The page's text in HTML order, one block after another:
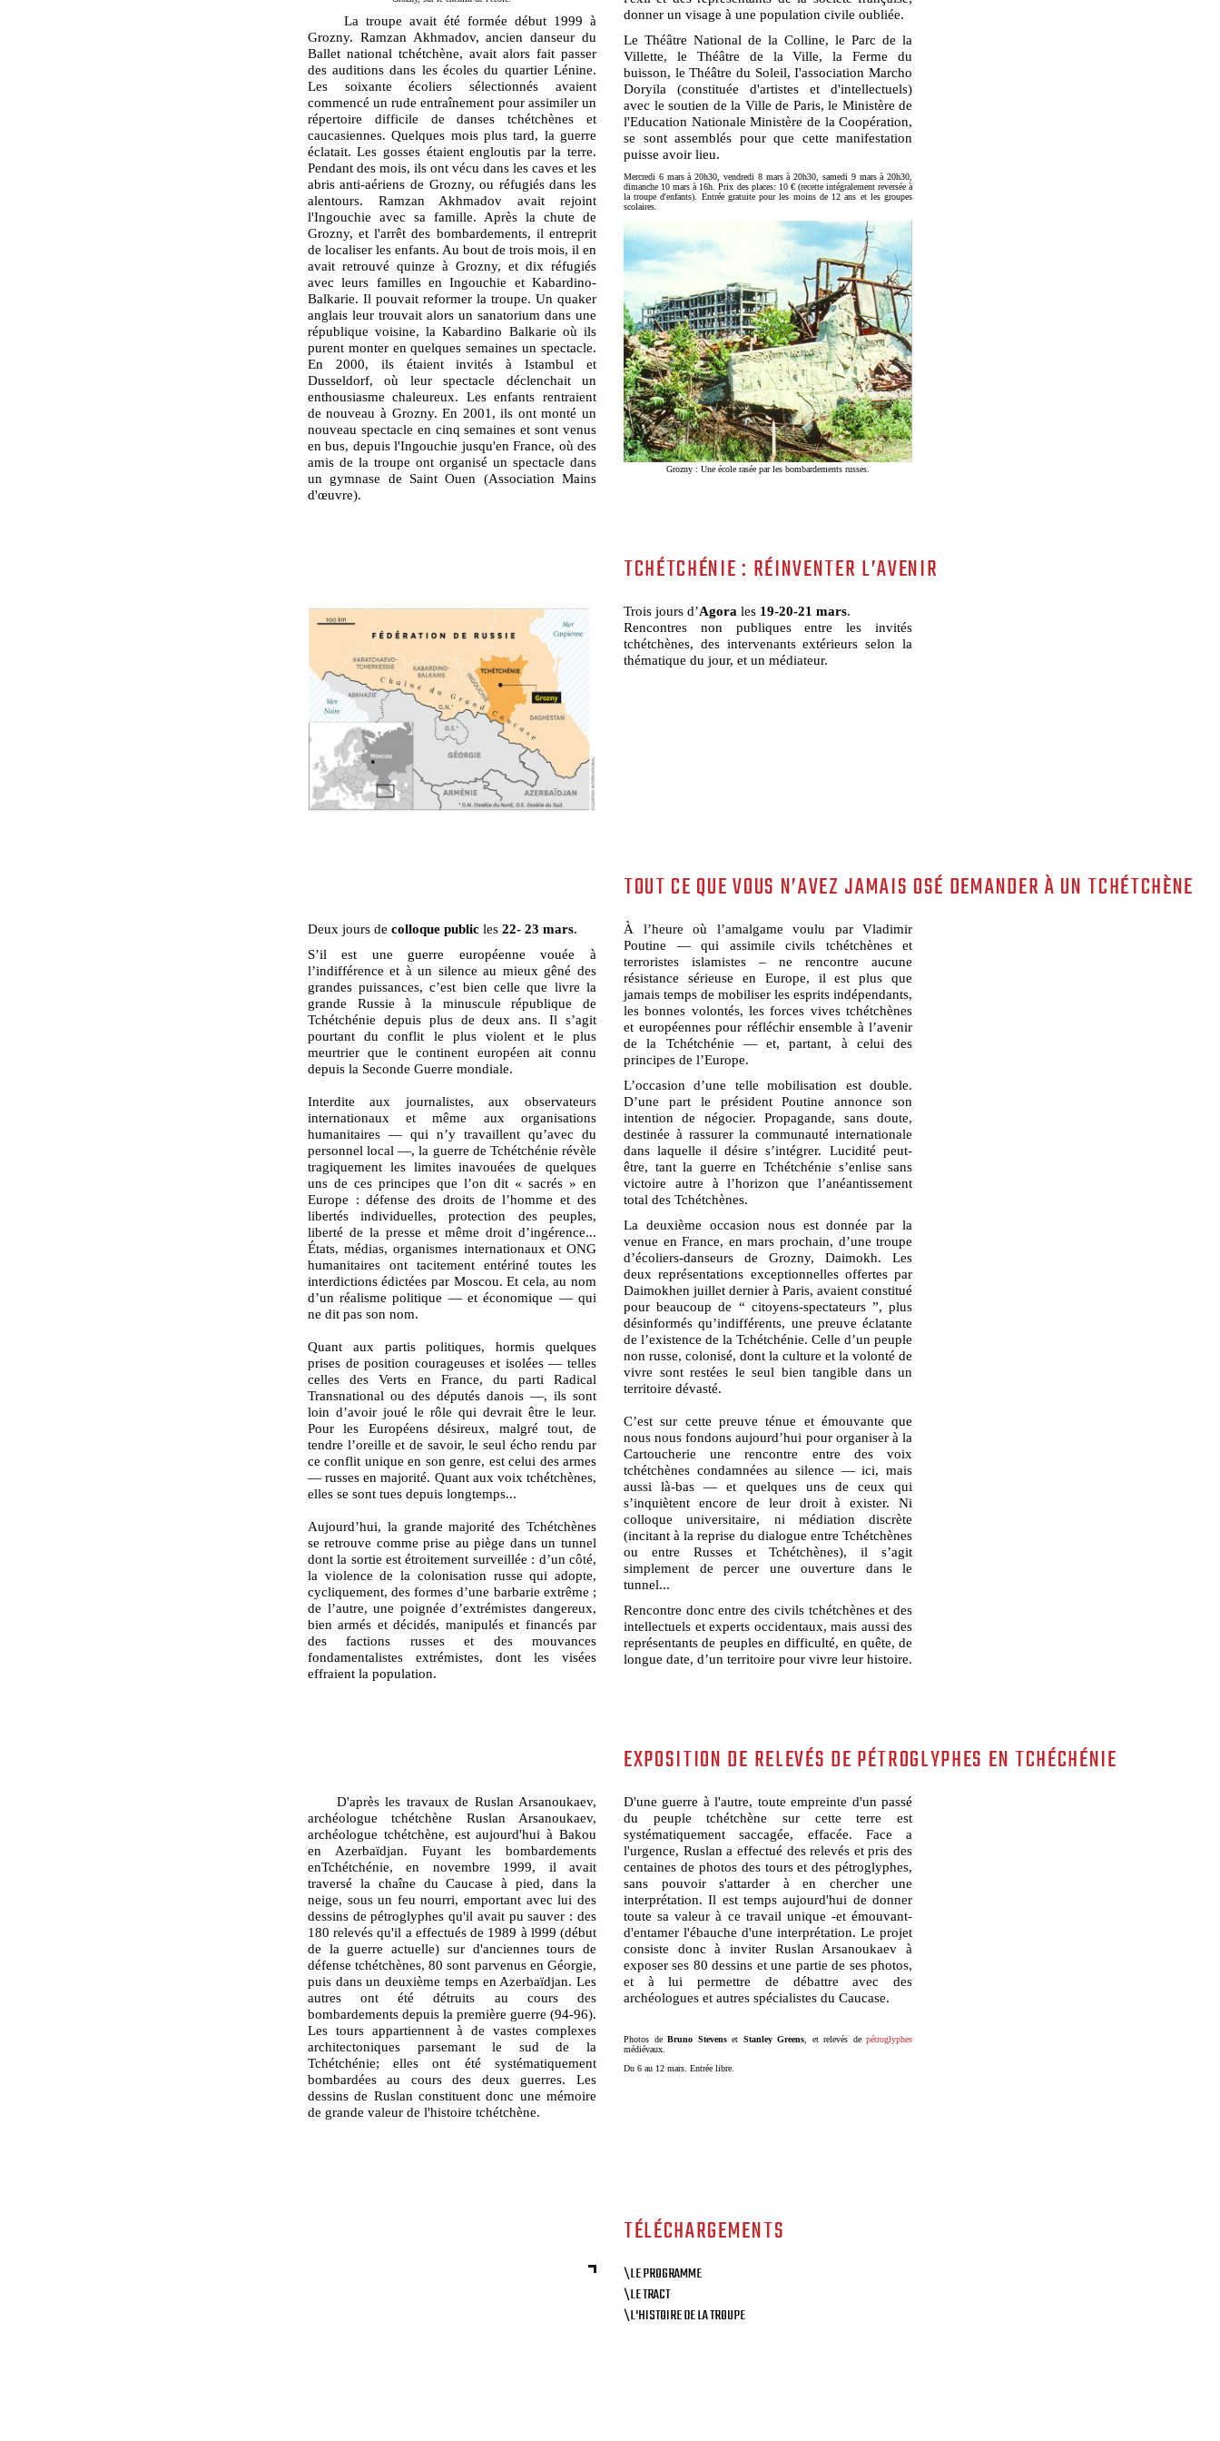
La troupe avait été formée début 1999 à
Grozny. Ramzan Akhmadov, ancien danseur du
Ballet national tchétchène, avait alors fait passer
des auditions dans les écoles du quartier Lénine.
Les soixante écoliers sélectionnés avaient
commencé un rude entraînement pour assimiler un
répertoire difficile de danses tchétchènes et
caucasiennes. Quelques mois plus tard, la guerre
éclatait. Les gosses étaient engloutis par la terre.
Pendant des mois, ils ont vécu dans les caves et les
abris anti-aériens de Grozny, ou réfugiés dans les
alentours. Ramzan Akhmadov avait rejoint
l'Ingouchie avec sa famille. Après la chute de
Grozny, et l'arrêt des bombardements, il entreprit
de localiser les enfants. Au bout de trois mois, il en
avait retrouvé quinze à Grozny, et dix réfugiés
avec leurs familles en Ingouchie et Kabardino-
Balkarie. Il pouvait reformer la troupe. Un quaker
anglais leur trouvait alors un sanatorium dans une
république voisine, la Kabardino Balkarie où ils
purent monter en quelques semaines un spectacle.
En 2000, ils étaient invités à Istambul et
Dusseldorf, où leur spectacle déclenchait un
enthousiasme chaleureux. Les enfants rentraient
de nouveau à Grozny. En 2001, ils ont monté un
nouveau spectacle en cinq semaines et sont venus
en bus, depuis l'Ingouchie jusqu'en France, où des
amis de la troupe ont organisé un spectacle dans
un gymnase de Saint Ouen (Association Mains
d'œuvre).
donner un visage à une population civile oubliée.
Le Théâtre National de la Colline, le Parc de la
Villette, le Théâtre de la Ville, la Ferme du
buisson, le Théâtre du Soleil, I'association Marcho
Doryila (constituée d'artistes et d'intellectuels)
avec le soutien de la Ville de Paris, le Ministère de
l'Education Nationale Ministère de la Coopération,
se sont assemblés pour que cette manifestation
puisse avoir lieu.
Mercredi 6 mars à 20h30, vendredi 8 mars à 20h30, samedi 9 mars à 20h30,
dimanche 10 mars à 16h. Prix des places: 10 € (recette intégralement reversée à
la troupe d'enfants). Entrée gratuite pour les moins de 12 ans et les groupes
scolaires.
Grozny : Une école rasée par les bombardements russes.
TCHÉTCHÉNIE : RÉINVENTER L’AVENIR
Trois jours d’Agora les 19-20-21 mars.
Rencontres non publiques entre les invités
tchétchènes, des intervenants extérieurs selon la
thématique du jour, et un médiateur.
TOUT CE QUE VOUS N’AVEZ JAMAIS OSÉ DEMANDER À UN TCHÉTCHÈNE
Deux jours de colloque publicles 22- 23 mars.
S’il est une guerre européenne vouée à
l’indifférence et à un silence au mieux gêné des
grandes puissances, c’est bien celle que livre la
grande Russie à la minuscule république de
Tchétchénie depuis plus de deux ans. Il s’agit
pourtant du conflit le plus violent et le plus
meurtrier que le continent européen ait connu
depuis la Seconde Guerre mondiale.
Interdite aux journalistes, aux observateurs
internationaux et même aux organisations
humanitaires — qui n’y travaillent qu’avec du
personnel local —, la guerre de Tchétchénie révèle
tragiquement les limites inavouées de quelques
uns de ces principes que l’on dit « sacrés » en
Europe : défense des droits de l’homme et des
libertés individuelles, protection des peuples,
liberté de la presse et même droit d’ingérence...
États, médias, organismes internationaux et ONG
humanitaires ont tacitement entériné toutes les
interdictions édictées par Moscou. Et cela, au nom
d’un réalisme politique — et économique — qui
ne dit pas son nom.
Quant aux partis politiques, hormis quelques
prises de position courageuses et isolées — telles
celles des Verts en France, du parti Radical
Transnational ou des députés danois —, ils sont
loin d’avoir joué le rôle qui devrait être le leur.
Pour les Européens désireux, malgré tout, de
tendre l’oreille et de savoir, le seul écho rendu par
ce conflit unique en son genre, est celui des armes
— russes en majorité. Quant aux voix tchétchènes,
elles se sont tues depuis longtemps...
Aujourd’hui, la grande majorité des Tchétchènes
se retrouve comme prise au piège dans un tunnel
dont la sortie est étroitement surveillée : d’un côté,
la violence de la colonisation russe qui adopte,
cycliquement, des formes d’une barbarie extrême ;
de l’autre, une poignée d’extrémistes dangereux,
bien armés et décidés, manipulés et financés par
des factions russes et des mouvances
fondamentalistes extrémistes, dont les visées
effraient la population.
À l’heure où l’amalgame voulu par Vladimir
Poutine — qui assimile civils tchétchènes et
terroristes islamistes – ne rencontre aucune
résistance sérieuse en Europe, il est plus que
jamais temps de mobiliser les esprits indépendants,
les bonnes volontés, les forces vives tchétchènes
et européennes pour réfléchir ensemble à l’avenir
de la Tchétchénie — et, partant, à celui des
principes de l’Europe.
L’occasion d’une telle mobilisation est double.
D’une part le président Poutine annonce son
intention de négocier. Propagande, sans doute,
destinée à rassurer la communauté internationale
dans laquelle il désire s’intégrer. Lucidité peut-
être, tant la guerre en Tchétchénie s’enlise sans
victoire autre à l’horizon que l’anéantissement
total des Tchétchènes.
La deuxième occasion nous est donnée par la
venue en France, en mars prochain, d’une troupe
d’écoliers-danseurs de Grozny, Daimokh. Les
deux représentations exceptionnelles offertes par
Daimokhen juillet dernier à Paris, avaient constitué
pour beaucoup de “ citoyens-spectateurs ”, plus
désinformés qu’indifférents, une preuve éclatante
de l’existence de la Tchétchénie. Celle d’un peuple
non russe, colonisé, dont la culture et la volonté de
vivre sont restées le seul bien tangible dans un
territoire dévasté.
C’est sur cette preuve ténue et émouvante que
nous nous fondons aujourd’hui pour organiser à la
Cartoucherie une rencontre entre des voix
tchétchènes condamnées au silence — ici, mais
aussi là-bas — et quelques uns de ceux qui
s’inquiètent encore de leur droit à exister. Ni
colloque universitaire, ni médiation discrète
(incitant à la reprise du dialogue entre Tchétchènes
ou entre Russes et Tchétchènes), il s’agit
simplement de percer une ouverture dans le
tunnel...
Rencontre donc entre des civils tchétchènes et des
intellectuels et experts occidentaux, mais aussi des
représentants de peuples en difficulté, en quête, de
longue date, d’un territoire pour vivre leur histoire.
EXPOSITION DE RELEVÉS DE PÉTROGLYPHES EN TCHÉCHÉNIE
D'après les travaux de Ruslan Arsanoukaev,
archéologue tchétchène Ruslan Arsanoukaev,
archéologue tchétchène, est aujourd'hui à Bakou
en Azerbaïdjan. Fuyant les bombardements
enTchétchénie, en novembre 1999, il avait
traversé la chaîne du Caucase à pied, dans la
neige, sous un feu nourri, emportant avec lui des
dessins de pétroglyphes qu'il avait pu sauver : des
180 relevés qu'il a effectués de 1989 à l999 (début
de la guerre actuelle) sur d'anciennes tours de
défense tchétchènes, 80 sont parvenus en Géorgie,
puis dans un deuxième temps en Azerbaïdjan. Les
autres ont été détruits au cours des
bombardements depuis la première guerre (94-96).
Les tours appartiennent à de vastes complexes
architectoniques parsemant le sud de la
Tchétchénie; elles ont été systématiquement
bombardées au cours des deux guerres. Les
dessins de Ruslan constituent donc une mémoire
de grande valeur de l'histoire tchétchène.
D'une guerre à l'autre, toute empreinte d'un passé
du peuple tchétchène sur cette terre est
systématiquement saccagée, effacée. Face a
l'urgence, Ruslan a effectué des relevés et pris des
centaines de photos des tours et des pétroglyphes,
sans pouvoir s'attarder à en chercher une
interprétation. Il est temps aujourd'hui de donner
toute sa valeur à ce travail unique -et émouvant-
d'entamer l'ébauche d'une interprétation. Le projet
consiste donc à inviter Ruslan Arsanoukaev à
exposer ses 80 dessins et une partie de ses photos,
et à lui permettre de débattre avec des
archéologues et autres spécialistes du Caucase.
Photos deBruno Stevenset Stanley Greens , et relevés depétroglyphes
médiévaux.
Du 6 au 12 mars. Entrée libre.
TÉLÉCHARGEMENTS
\LE PROGRAMME
\LE TRACT
\L'HISTOIRE DE LA TROUPE